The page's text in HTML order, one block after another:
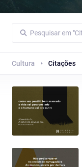
Cultura Citações